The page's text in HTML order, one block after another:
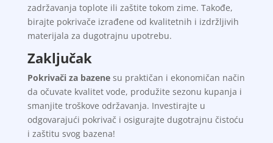
zadržavanja toplote ili zaštite tokom zime. Takođe,
birajte pokrivače izrađene od kvalitetnih i izdržljivih
materijala za dugotrajnu upotrebu.
Zaključak
Pokrivači za bazenesu praktičan i ekonomičan način
da očuvate kvalitet vode, produžite sezonu kupanja i
smanjite troškove održavanja. Investirajte u
odgovarajući pokrivač i osigurajte dugotrajnu čistoću
i zaštitu svog bazena!